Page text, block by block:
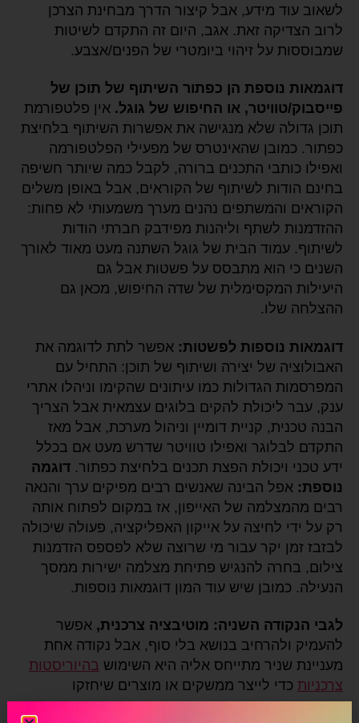
לשאוב עוד מידע, אבל קיצור הדרך מבחינת הצרכן
לרוב הצדיקה זאת. אגב, היום זה התקדם לשיטות
שמבוססות על זיהוי ביומטרי של הפנים/אצבע.
דוגמאות נוספת הן כפתור השיתוף של תוכן של
פייסבוק/טוויטר, או החיפוש של גוגל. אין פלטפורמת
תוכן גדולה שלא מנגישה את אפשרות השיתוף בלחיצת
כפתור. כמובן שהאינטרס של מפעילי הפלטפורמה
ואפילו כותבי התכנים ברורה, לקבל כמה שיותר חשיפה
בחינם הודות לשיתוף של הקוראים, אבל באופן משלים
הקוראים והמשתפים נהנים מערך משמעותי לא פחות:
ההזדמנות לשתף וליהנות מפידבק חברתי הודות
לשיתוף. עמוד הבית של גוגל השתנה מעט מאוד לאורך
השנים כי הוא מתבסס על פשטות אבל גם
היעילות המקסימלית של שדה החיפוש, מכאן גם
ההצלחה שלו.
דוגמאות נוספות לפשטות: אפשר לתת לדוגמה את
האבולוציה של יצירה ושיתוף של תוכן: התחיל עם
המפרסמות הגדולות כמו עיתונים שהקימו וניהלו אתרי
ענק, עבר ליכולת להקים בלוגים עצמאית אבל הצריך
הבנה טכנית, קניית דומיין וניהול מערכת, אבל מאז
התקדם לבלוגר ואפילו טוויטר שדרש מעט אם בכלל
ידע טכני ויכולת הפצת תכנים בלחיצת כפתור. דוגמה
נוספת: אפל הבינה שאנשים רבים מפיקים ערך והנאה
רבים מהמצלמה של האייפון, אז במקום לפתוח אותה
רק על ידי לחיצה על אייקון האפליקציה, פעולה שיכולה
לבזבז זמן יקר עבור מי שרוצה שלא לפספס הזדמנות
צילום, בחרה להנגיש פתיחת מצלמה ישירות ממסך
הנעילה. כמובן שיש עוד המון דוגמאות נוספות.
לגבי הנקודה השניה: מוטיבציה צרכנית, אפשר
להעמיק ולהרחיב בנושא בלי סוף, אבל נקודה אחת
מעניינת שניר מתייחס אליה היא השימוש בהיוריסטות
צרכניות כדי לייצר ממשקים או מוצרים שיחזקו
מוטיבציה צרכנית.